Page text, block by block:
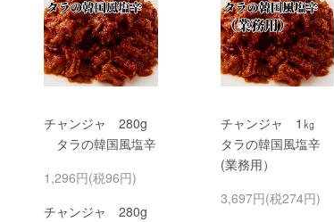
チャンジャ 280g
タラの韓国風塩辛
1,296円(税96円)
チャンジャ 280g
チャンジャ 1㎏
タラの韓国風塩辛
(業務用）
3,697円(税274円)